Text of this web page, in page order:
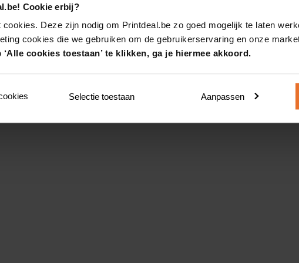
Cookie erbij?
cookies. Deze zijn nodig om Printdeal.be zo goed mogelijk te laten
cookies die we gebruiken om de gebruikerservaring en onze
‘Alle cookies toestaan’ te klikken, ga je hiermee akkoord.
Selectie toestaan Aanpassen